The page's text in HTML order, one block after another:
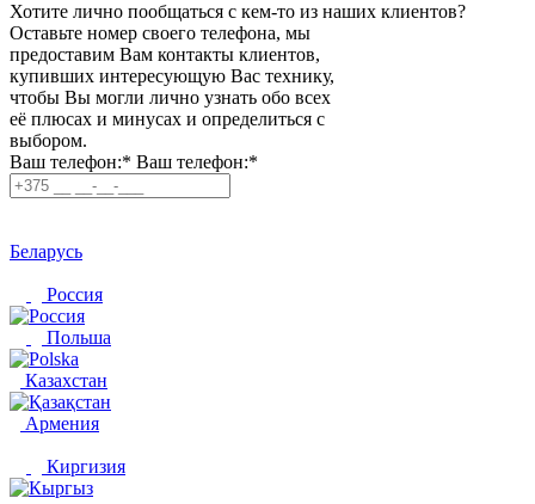
Хотите лично пообщаться с кем-то из наших клиентов?
Оставьте номер своего телефона, мы
предоставим Вам контакты клиентов,
купивших интересующую Вас технику,
чтобы Вы могли лично узнать обо всех
её плюсах и минусах и определиться с
выбором.
Ваш телефон:* Ваш телефон:*
Беларусь
Россия
Польша
Казахстан
Армения
Киргизия